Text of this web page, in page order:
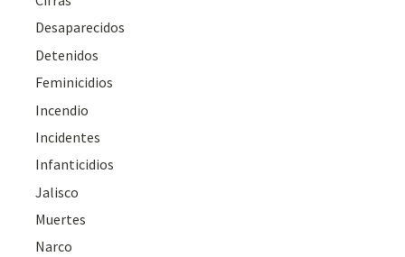
Desaparecidos
Detenidos
Feminicidios
Incendio
Incidentes
Infanticidios
Jalisco
Muertes
Narco